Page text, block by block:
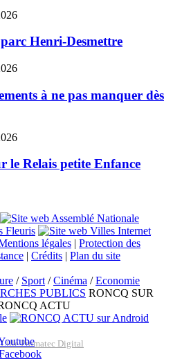
Henri-Desmettre
à ne pas manquer dès
le Relais petite Enfance
légales | Protection des
| Crédits | Plan du site
/ Sport /Cinéma /Economie
PUBLICS RONCQ SUR
ACTU
Promatec Digital